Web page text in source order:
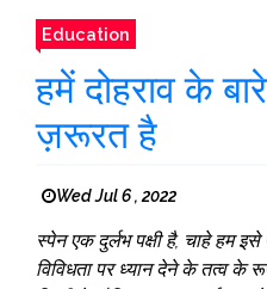
Education
हमें दोहराव के
ज़रूरत है
Wed Jul 6 , 2022
स्पेन एक दुर्लभ पक्षी है, चाहे हम
विविधता पर ध्यान देने के तत्व के